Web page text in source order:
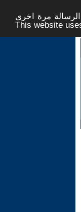
مرة اخرى -
This website